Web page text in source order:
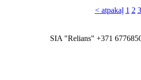
< atpakaļ 1 2 3
SIA "Relians" +371